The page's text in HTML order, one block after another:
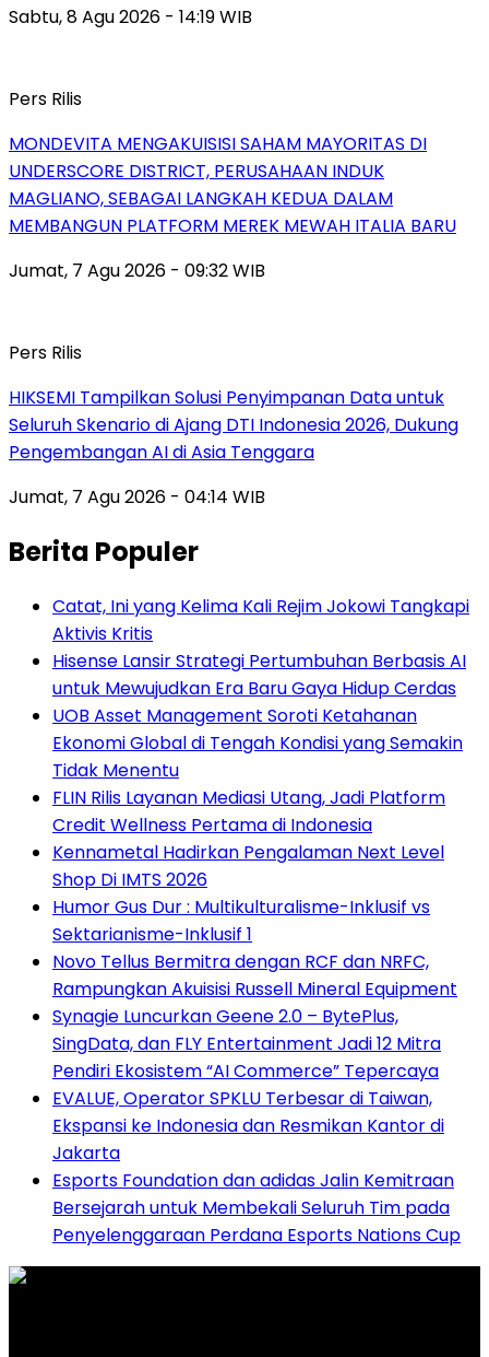
Sabtu, 8 Agu 2026 - 14:19 WIB
Pers Rilis
MONDEVITA MENGAKUISISI SAHAM MAYORITAS DI
UNDERSCORE DISTRICT, PERUSAHAAN INDUK
MAGLIANO, SEBAGAI LANGKAH KEDUA DALAM
MEMBANGUN PLATFORM MEREK MEWAH ITALIA BARU
Jumat, 7 Agu 2026 - 09:32 WIB
Pers Rilis
HIKSEMI Tampilkan Solusi Penyimpanan Data untuk
Seluruh Skenario di Ajang DTI Indonesia 2026, Dukung
Pengembangan AI di Asia Tenggara
Jumat, 7 Agu 2026 - 04:14 WIB
Berita Populer
Catat, Ini yang Kelima Kali Rejim Jokowi Tangkapi
Aktivis Kritis
Hisense Lansir Strategi Pertumbuhan Berbasis AI
untuk Mewujudkan Era Baru Gaya Hidup Cerdas
UOB Asset Management Soroti Ketahanan
Ekonomi Global di Tengah Kondisi yang Semakin
Tidak Menentu
FLIN Rilis Layanan Mediasi Utang, Jadi Platform
Credit Wellness Pertama di Indonesia
Kennametal Hadirkan Pengalaman Next Level
Shop Di IMTS 2026
Humor Gus Dur : Multikulturalisme-Inklusif vs
Sektarianisme-Inklusif 1
Novo Tellus Bermitra dengan RCF dan NRFC,
Rampungkan Akuisisi Russell Mineral Equipment
Synagie Luncurkan Geene 2.0 – BytePlus,
SingData, dan FLY Entertainment Jadi 12 Mitra
Pendiri Ekosistem “AI Commerce” Tepercaya
EVALUE, Operator SPKLU Terbesar di Taiwan,
Ekspansi ke Indonesia dan Resmikan Kantor di
Jakarta
Esports Foundation dan adidas Jalin Kemitraan
Bersejarah untuk Membekali Seluruh Tim pada
Penyelenggaraan Perdana Esports Nations Cup